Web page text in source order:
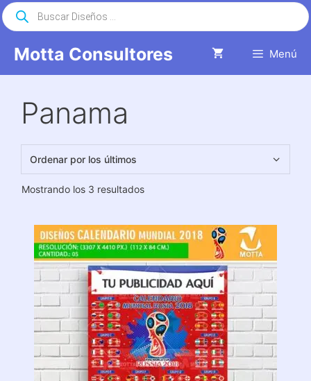
Saltar
al
Motta Consultores Menú
Búsqueda
de
productos
Panama
Mostrando los 3 resultadosOrdenado
últimos